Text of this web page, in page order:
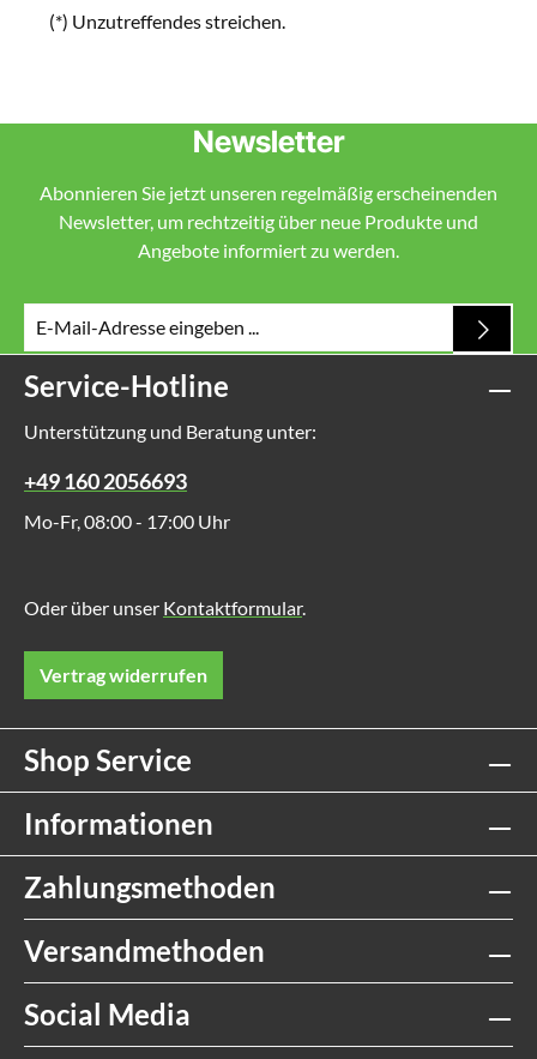
(*) Unzutreffendes streichen.
Newsletter
Abonnieren Sie jetzt unseren regelmäßig erscheinenden
Newsletter, um rechtzeitig über neue Produkte und
Angebote informiert zu werden.
Service-Hotline
Unterstützung und Beratung unter:
+49 160 2056693
Mo-Fr, 08:00 - 17:00 Uhr
Oder über unser Kontaktformular.
Vertrag widerrufen
Shop Service
Informationen
Zahlungsmethoden
Versandmethoden
Social Media